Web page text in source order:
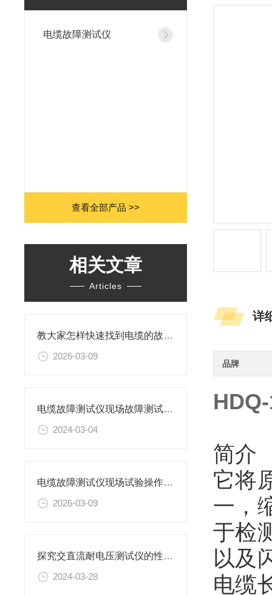
电缆故障测试仪
查看全部产品 >>
相关文章
Articles
教大家怎样快速找到电缆的故障点？
2026-03-09
电缆故障测试仪现场故障测试说明
2024-03-04
电缆故障测试仪现场试验操作方法
2026-03-09
探究交直流耐电压测试仪的性能标准
2024-03-28
详
品牌
简介
它将
一，
于检
以及
电缆